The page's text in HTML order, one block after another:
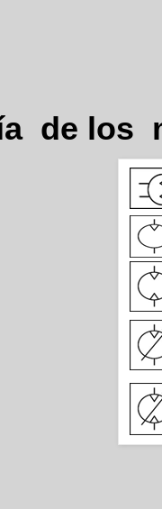
de los